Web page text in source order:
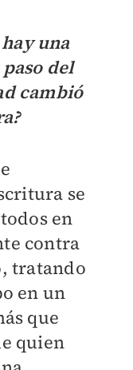
una
del
cambió
se
en
contra
tratando
en un
que
quien